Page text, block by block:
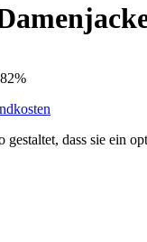
gestaltet, dass sie ein